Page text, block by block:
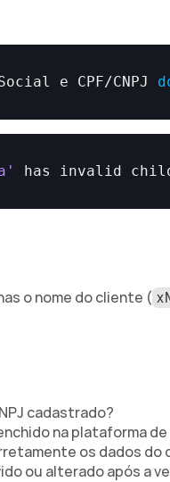
e CPF/CNPJ
has invalid
o nome do cliente (
cadastrado?
na plataforma de
os dados do
ou alterado após a